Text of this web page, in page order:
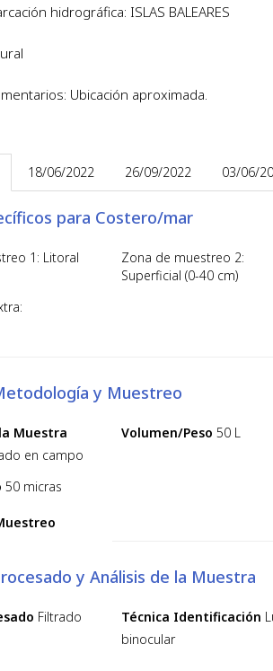
hidrográfica: ISLAS BALEARES
Ubicación aproximada.
18/06/2022 26/09/2022 03/06/
para Costero/mar
1: Litoral
Zona de muestreo 2:
Superficial (0-40 cm)
y Muestreo
Muestra
en campo
Volumen/Peso 50 L
50 micras
y Análisis de la Muestra
Filtrado
Técnica Identificación
binocular